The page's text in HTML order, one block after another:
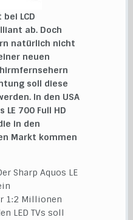
LCD
ab. Doch
natürlich nicht
neuen
soll diese
In den USA
700 Full HD
in den
Markt kommen
Sharp Aquos LE
1:2 Millionen
LED TVs soll